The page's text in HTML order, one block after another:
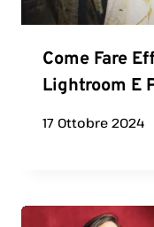
Come Fare
Lightroom E
17 Ottobre 2024